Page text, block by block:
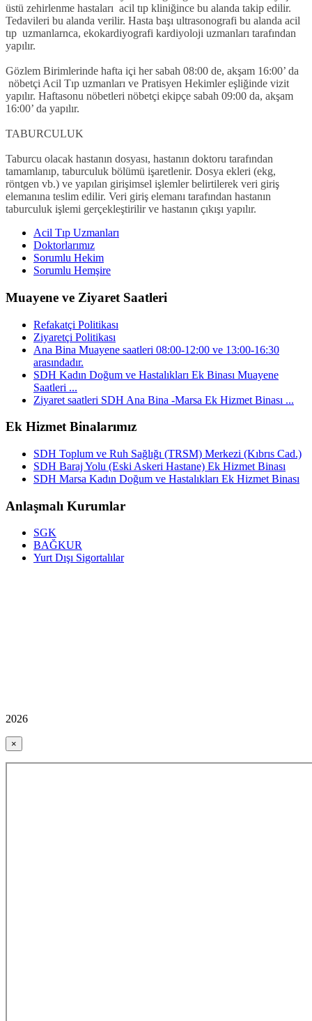
üstü zehirlenme hastaları acil tıp kliniğince bu alanda takip edilir.
Tedavileri bu alanda verilir. Hasta başı ultrasonografi bu alanda acil
tıp uzmanlarnca, ekokardiyografi kardiyoloji uzmanları tarafından
yapılır.
Gözlem Birimlerinde hafta içi her sabah 08:00 de, akşam 16:00’ da
nöbetçi Acil Tıp uzmanları ve Pratisyen Hekimler eşliğinde vizit
yapılır. Haftasonu nöbetleri nöbetçi ekipçe sabah 09:00 da, akşam
16:00’ da yapılır.
TABURCULUK
Taburcu olacak hastanın dosyası, hastanın doktoru tarafından
tamamlanıp, taburculuk bölümü işaretlenir. Dosya ekleri (ekg,
röntgen vb.) ve yapılan girişimsel işlemler belirtilerek veri giriş
elemanına teslim edilir. Veri giriş elemanı tarafından hastanın
taburculuk işlemi gerçekleştirilir ve hastanın çıkışı yapılır.
Acil Tıp Uzmanları
Doktorlarımız
Sorumlu Hekim
Sorumlu Hemşire
Muayene ve Ziyaret Saatleri
Refakatçi Politikası
Ziyaretçi Politikası
Ana Bina Muayene saatleri 08:00-12:00 ve 13:00-16:30
arasındadır.
SDH Kadın Doğum ve Hastalıkları Ek Binası Muayene
Saatleri ...
Ziyaret saatleri SDH Ana Bina -Marsa Ek Hizmet Binası ...
Ek Hizmet Binalarımız
SDH Toplum ve Ruh Sağlığı (TRSM) Merkezi (Kıbrıs Cad.)
SDH Baraj Yolu (Eski Askeri Hastane) Ek Hizmet Binası
SDH Marsa Kadın Doğum ve Hastalıkları Ek Hizmet Binası
Anlaşmalı Kurumlar
SGK
BAĞKUR
Yurt Dışı Sigortalılar
2026
×